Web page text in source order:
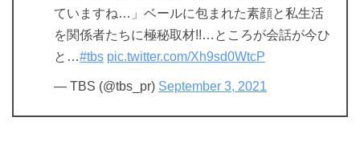
ていますね…」ベールに包まれた素顔と私生活
を関係者たちに極秘取材!!…ところが会話が今ひ
と…#tbs pic.twitter.com/Xh9sd0WtcP
— TBS (@tbs_pr) September 3, 2021